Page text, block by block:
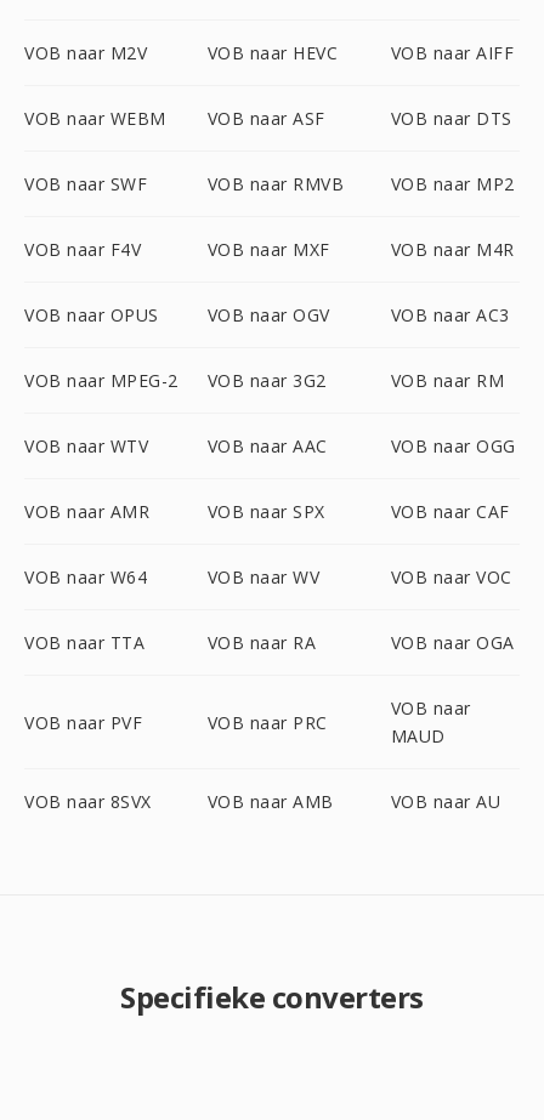
VOB naar M2V VOB naar HEVC VOB naar AIFF
VOB naar WEBM VOB naar ASF VOB naar DTS
VOB naar SWF VOB naar RMVB VOB naar MP2
VOB naar F4V VOB naar MXF VOB naar M4R
VOB naar OPUS VOB naar OGV VOB naar AC3
VOB naar MPEG-2 VOB naar 3G2 VOB naar RM
VOB naar WTV VOB naar AAC VOB naar OGG
VOB naar AMR VOB naar SPX VOB naar CAF
VOB naar W64 VOB naar WV VOB naar VOC
VOB naar TTA VOB naar RA VOB naar OGA
VOB naar PVF VOB naar PRC
VOB naar
MAUD
VOB naar 8SVX VOB naar AMB VOB naar AU
Specifieke converters